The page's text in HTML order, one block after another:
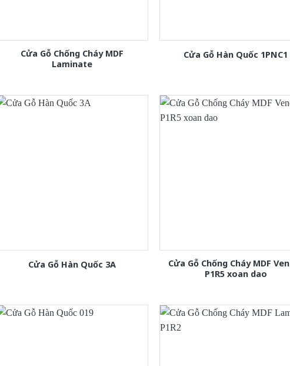
Cửa Gỗ Chống Cháy MDF
Laminate
Cửa Gỗ Hàn Quốc 1PNC1
Cửa Gỗ Hàn Quốc 3A
Cửa Gỗ Chống Cháy MDF
P1R5 xoan dao